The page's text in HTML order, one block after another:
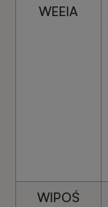
WEEIA
WIPOŚ